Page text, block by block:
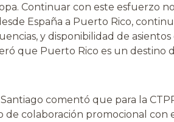
Continuar con este esfuerzo
España a Puerto Rico,
y disponibilidad de asientos
que Puerto Rico es un destino
comentó que para la
colaboración promocional con